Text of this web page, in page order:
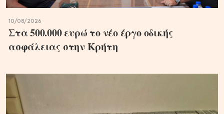
10/08/2026
Στα 500.000 ευρώ το νέο έργο οδικής
ασφάλειας στην Κρήτη